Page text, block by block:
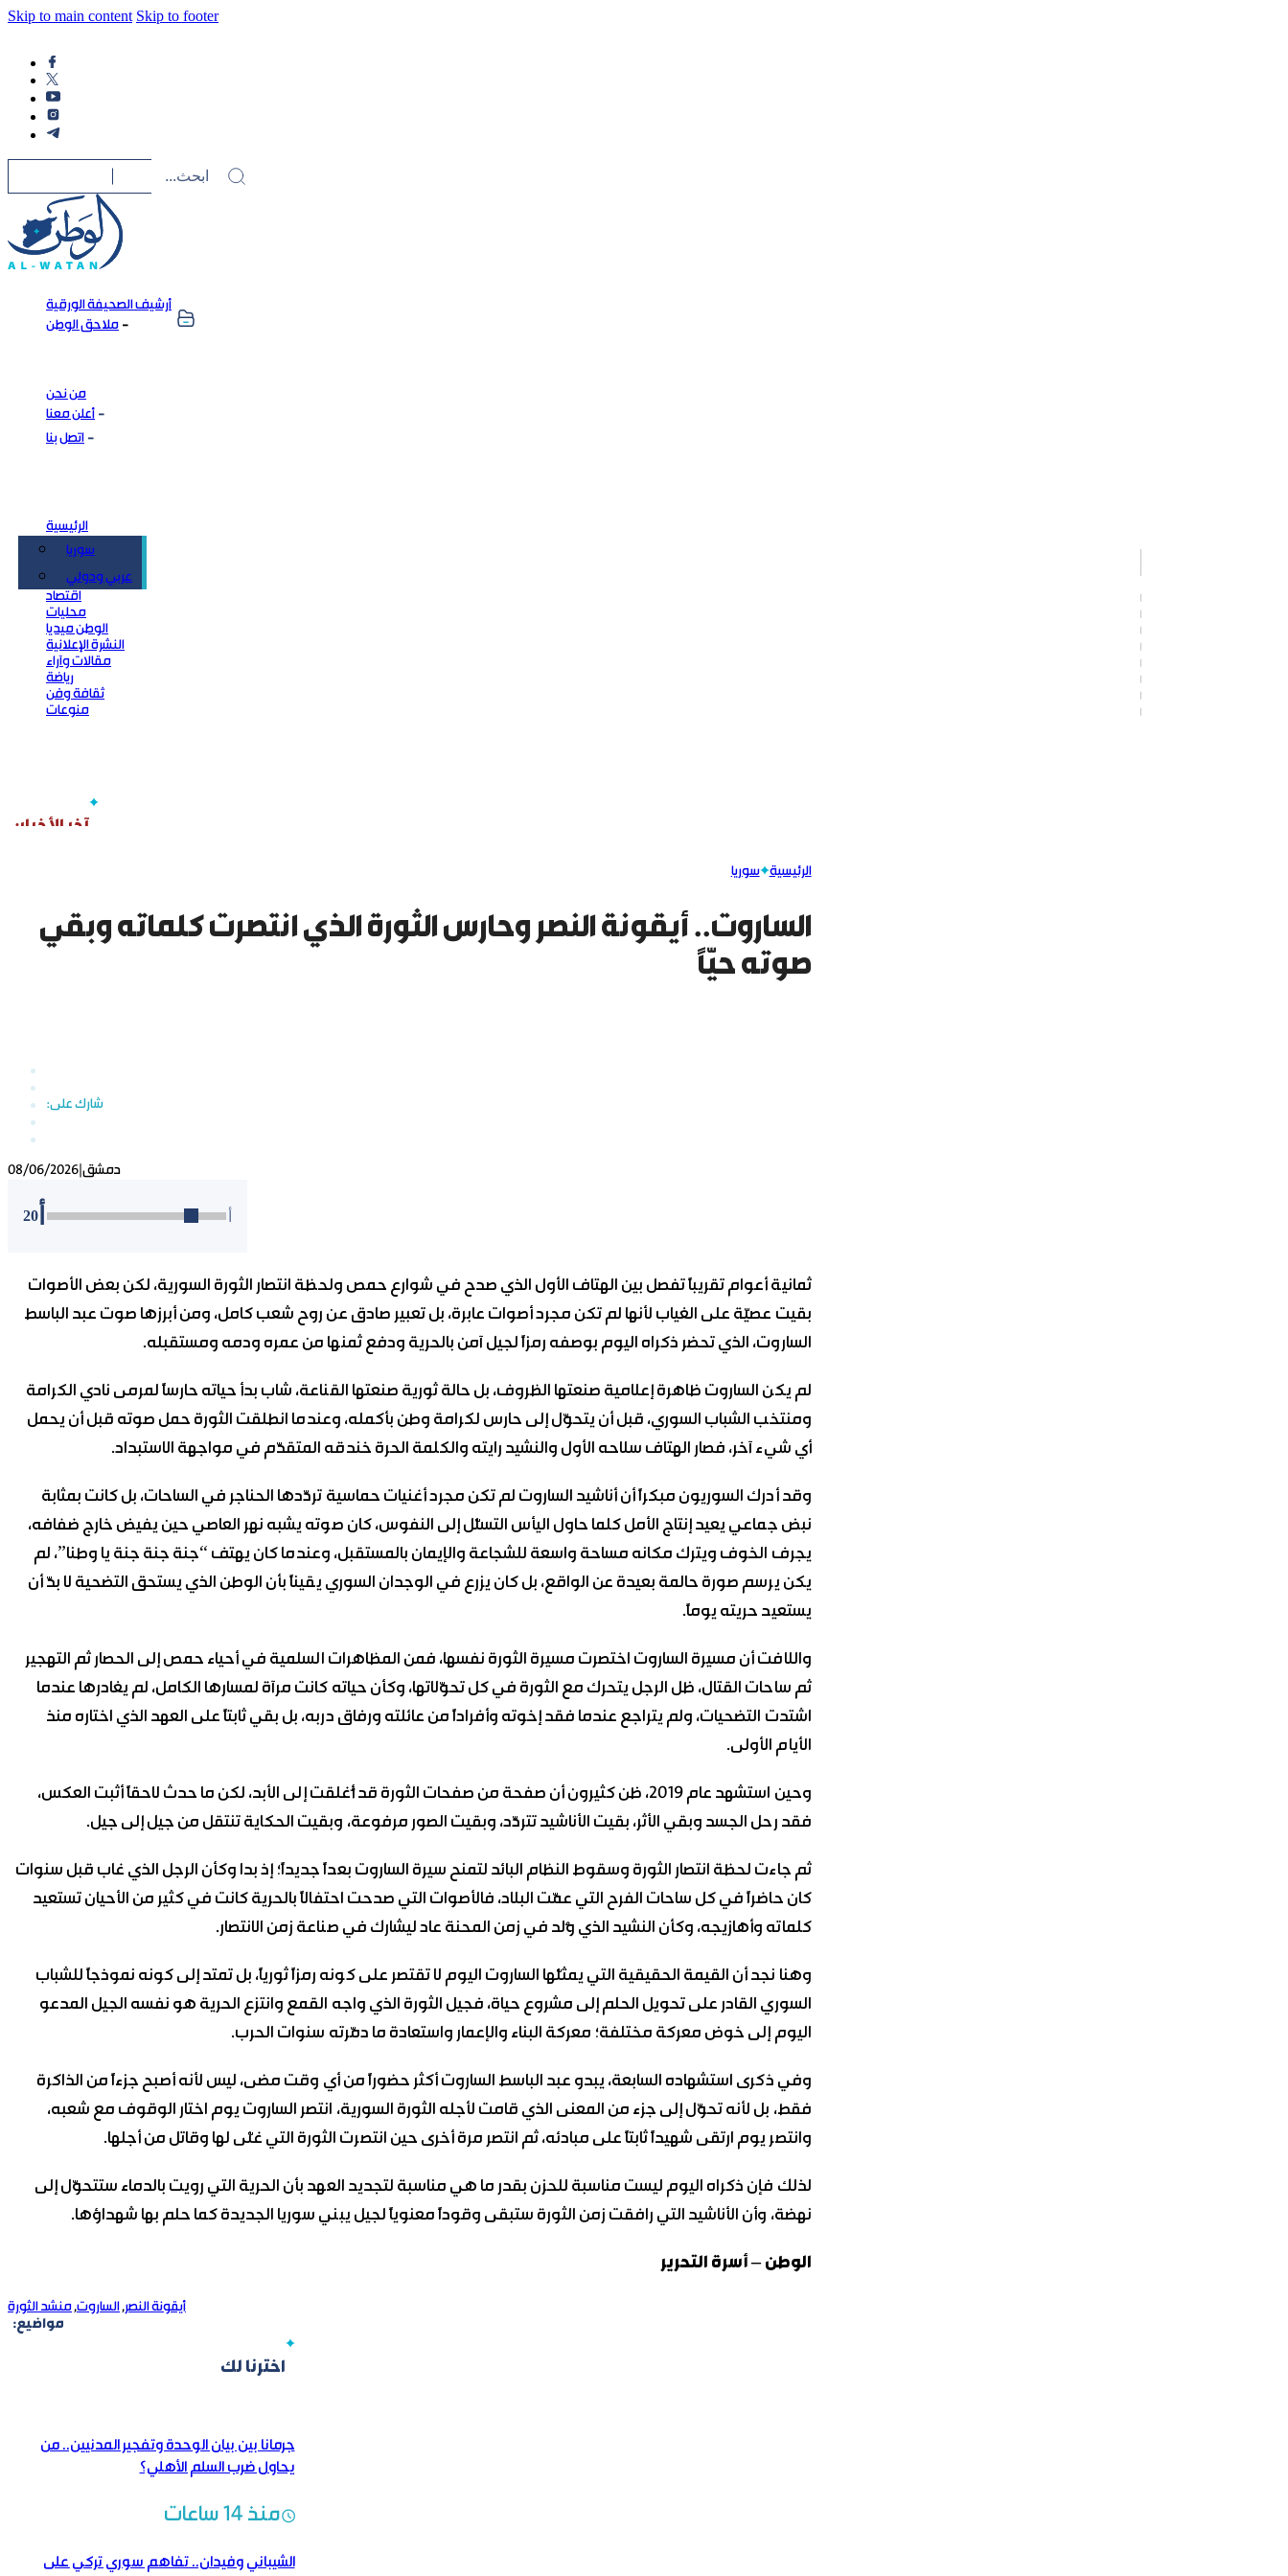
Skip to main content Skip to footer
أرشيف الصحيفة الورقية
ملاحق الوطن
من نحن
أعلن معنا
اتصل بنا
الرئيسية
سوريا
عربي ودولي
اقتصاد
محليات
الوطن ميديا
النشرة الإعلانية
مقالات وآراء
رياضة
ثقافة وفن
منوعات
الرئيسية سوريا
الساروت.. أيقونة النصر وحارس الثورة الذي انتصرت كلماته وبقي
صوته حيّاً
08/06/2026 دمشق
20
ثمانية أعوام تقريباً تفصل بين الهتاف الأول الذي صدح في شوارع حمص ولحظة انتصار الثورة السورية، لكن بعض الأصوات
بقيت عصيّة على الغياب لأنها لم تكن مجرد أصوات عابرة، بل تعبير صادق عن روح شعب كامل، ومن أبرزها صوت عبد الباسط
الساروت، الذي تحضر ذكراه اليوم بوصفه رمزاً لجيل آمن بالحرية ودفع ثمنها من عمره ودمه ومستقبله.
لم يكن الساروت ظاهرة إعلامية صنعتها الظروف، بل حالة ثورية صنعتها القناعة، شاب بدأ حياته حارساً لمرمى نادي الكرامة
ومنتخب الشباب السوري، قبل أن يتحوّل إلى حارس لكرامة وطن بأكمله، وعندما انطلقت الثورة حمل صوته قبل أن يحمل
أي شيء آخر، فصار الهتاف سلاحه الأول والنشيد رايته والكلمة الحرة خندقه المتقدّم في مواجهة الاستبداد.
وقد أدرك السوريون مبكراً أن أناشيد الساروت لم تكن مجرد أغنيات حماسية تردّدها الحناجر في الساحات، بل كانت بمثابة
نبض جماعي يعيد إنتاج الأمل كلما حاول اليأس التسلّل إلى النفوس، كان صوته يشبه نهر العاصي حين يفيض خارج ضفافه،
يجرف الخوف ويترك مكانه مساحة واسعة للشجاعة والإيمان بالمستقبل، وعندما كان يهتف “جنة جنة جنة يا وطنا”، لم
يكن يرسم صورة حالمة بعيدة عن الواقع، بل كان يزرع في الوجدان السوري يقيناً بأن الوطن الذي يستحق التضحية لا بدّ أن
يستعيد حريته يوماً.
واللافت أن مسيرة الساروت اختصرت مسيرة الثورة نفسها، فمن المظاهرات السلمية في أحياء حمص إلى الحصار ثم التهجير
ثم ساحات القتال، ظل الرجل يتحرك مع الثورة في كل تحوّلاتها، وكأن حياته كانت مرآة لمسارها الكامل، لم يغادرها عندما
اشتدت التضحيات، ولم يتراجع عندما فقد إخوته وأفراداً من عائلته ورفاق دربه، بل بقي ثابتاً على العهد الذي اختاره منذ
الأيام الأولى.
وحين استشهد عام 2019، ظن كثيرون أن صفحة من صفحات الثورة قد أُغلقت إلى الأبد، لكن ما حدث لاحقاً أثبت العكس،
فقد رحل الجسد وبقي الأثر، بقيت الأناشيد تتردّد، وبقيت الصور مرفوعة، وبقيت الحكاية تنتقل من جيل إلى جيل.
ثم جاءت لحظة انتصار الثورة وسقوط النظام البائد لتمنح سيرة الساروت بعداً جديداً؛ إذ بدا وكأن الرجل الذي غاب قبل سنوات
كان حاضراً في كل ساحات الفرح التي عمّت البلاد، فالأصوات التي صدحت احتفالاً بالحرية كانت في كثير من الأحيان تستعيد
كلماته وأهازيجه، وكأن النشيد الذي وُلد في زمن المحنة عاد ليشارك في صناعة زمن الانتصار.
وهنا نجد أن القيمة الحقيقية التي يمثلّها الساروت اليوم لا تقتصر على كونه رمزاً ثورياً، بل تمتد إلى كونه نموذجاً للشباب
السوري القادر على تحويل الحلم إلى مشروع حياة، فجيل الثورة الذي واجه القمع وانتزع الحرية هو نفسه الجيل المدعو
اليوم إلى خوض معركة مختلفة؛ معركة البناء والإعمار واستعادة ما دمّرته سنوات الحرب.
وفي ذكرى استشهاده السابعة، يبدو عبد الباسط الساروت أكثر حضوراً من أي وقت مضى، ليس لأنه أصبح جزءاً من الذاكرة
فقط، بل لأنه تحوّل إلى جزء من المعنى الذي قامت لأجله الثورة السورية، انتصر الساروت يوم اختار الوقوف مع شعبه،
وانتصر يوم ارتقى شهيداً ثابتاً على مبادئه، ثم انتصر مرة أخرى حين انتصرت الثورة التي غنّى لها وقاتل من أجلها.
لذلك فإن ذكراه اليوم ليست مناسبة للحزن بقدر ما هي مناسبة لتجديد العهد بأن الحرية التي رويت بالدماء ستتحوّل إلى
نهضة، وأن الأناشيد التي رافقت زمن الثورة ستبقى وقوداً معنوياً لجيل يبني سوريا الجديدة كما حلم بها شهداؤها.
الوطن – أسرة التحرير
أيقونة النصر,الساروت,منشد الثورة
مواضيع:
اخترنا لك
جرمانا بين بيان الوحدة وتفجير المدنيين.. من
يحاول ضرب السلم الأهلي؟
منذ 14 ساعات
الشيباني وفيدان.. تفاهم سوري تركي على